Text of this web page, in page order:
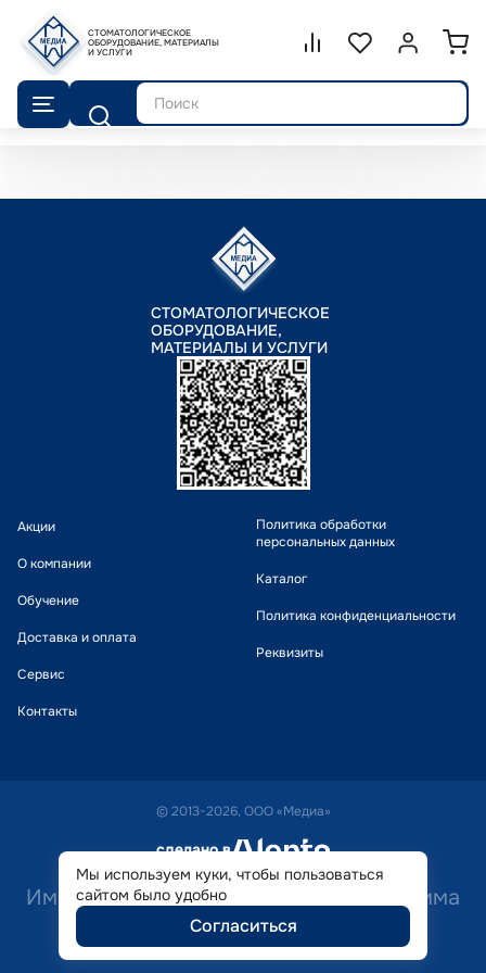
СТОМАТОЛОГИЧЕСКОЕ
ОБОРУДОВАНИЕ, МАТЕРИАЛЫ
И УСЛУГИ
Сравнение.
СписокВойти или
Поиск
СТОМАТОЛОГИЧЕСКОЕ
ОБОРУДОВАНИЕ,
МАТЕРИАЛЫ И УСЛУГИ
Акции
О компании
Обучение
Доставка и оплата
Сервис
Контакты
Политика обработки
персональных данных
Каталог
Политика конфиденциальности
Реквизиты
© 2013-2026, ООО «Медиа»
сделано в alente
Имеются противопоказания. Необходима
консультация специалиста.
Мы используем куки, чтобы пользоваться
сайтом было удобно
Согласиться